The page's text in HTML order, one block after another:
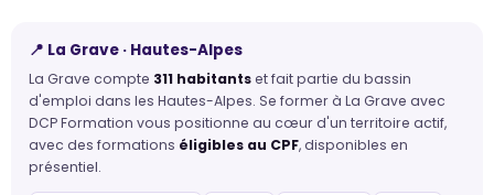
📍 La Grave · Hautes-Alpes
La Grave compte 311 habitantset fait partie du bassin
d'emploi dans les Hautes-Alpes. Se former à La Grave avec
DCP Formation vous positionne au cœur d'un territoire actif,
avec des formations éligibles au CPF, disponibles en
présentiel.